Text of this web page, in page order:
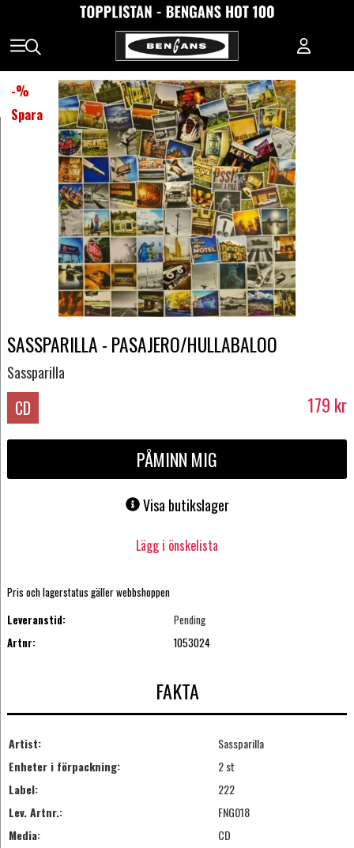
-%
Spara
SASSPARILLA - PASAJERO/HULLABALOO
Sassparilla
CD 179 kr
PÅMINN MIG
Visa butikslager
Lägg i önskelista
Pris och lagerstatus gäller webbshoppen
Leveranstid:
Pending
Artnr:
1053024
FAKTA
Artist:
Sassparilla
Enheter i förpackning:
2 st
Label:
222
Lev. Artnr.:
FNG018
Media:
CD